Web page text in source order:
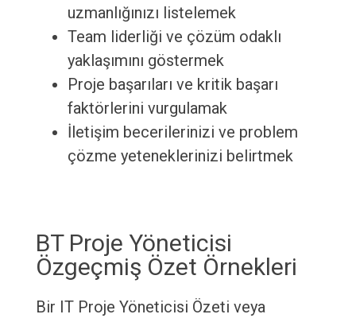
uzmanlığınızı listelemek
Team liderliği ve çözüm odaklı
yaklaşımını göstermek
Proje başarıları ve kritik başarı
faktörlerini vurgulamak
İletişim becerilerinizi ve problem
çözme yeteneklerinizi belirtmek
BT Proje Yöneticisi
Özgeçmiş Özet Örnekleri
Bir IT Proje Yöneticisi Özeti veya